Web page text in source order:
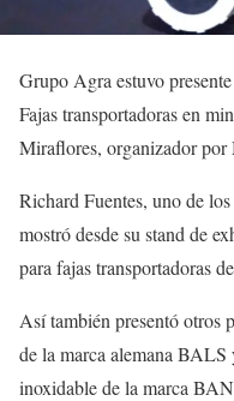
Grupo Agra estuvo
Fajas transportadoras en
Miraflores, organizador
Richard Fuentes, uno de
mostró desde su stand de
para fajas transportadoras
Así también presentó otros
de la marca alemana BALS
inoxidable de la marca